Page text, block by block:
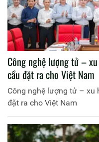
Công nghệ lượng tử –
cầu đặt ra cho Việt Nam
Công nghệ lượng tử – xu
đặt ra cho Việt Nam